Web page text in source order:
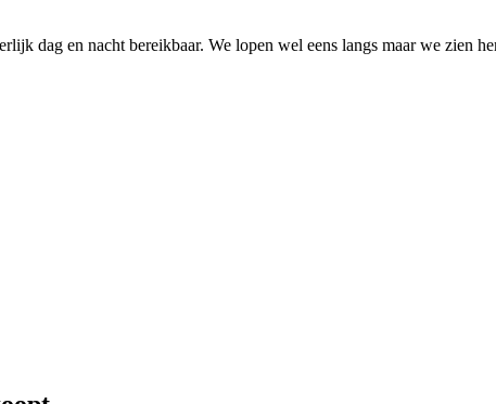
dag en nacht bereikbaar. We lopen wel eens langs maar we zien